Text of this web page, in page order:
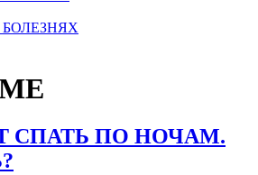
БОЛЕЗНЯХ
СПАТЬ ПО НОЧАМ.